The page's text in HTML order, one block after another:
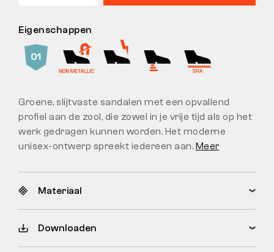
Eigenschappen
Groene, slijtvaste sandalen met een opvallend
profiel aan de zool, die zowel in je vrije tijd als op het
werk gedragen kunnen worden. Het moderne
unisex-ontwerp spreekt iedereen aan. Meer
Materiaal
Downloaden